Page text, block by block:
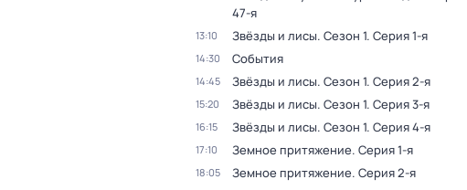
47-я
13:10 Звёзды и лисы. Сезон 1. Серия 1-я
14:30 События
14:45 Звёзды и лисы. Сезон 1. Серия 2-я
15:20 Звёзды и лисы. Сезон 1. Серия 3-я
16:15 Звёзды и лисы. Сезон 1. Серия 4-я
17:10 Земное притяжение. Серия 1-я
18:05 Земное притяжение. Серия 2-я